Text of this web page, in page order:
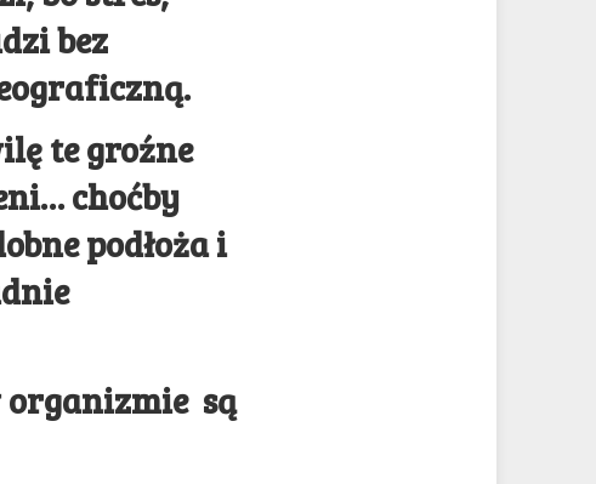
bez
te groźne
choćby
podłoża i
organizmie są